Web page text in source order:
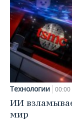
Технологии 00:00
ИИ
мир